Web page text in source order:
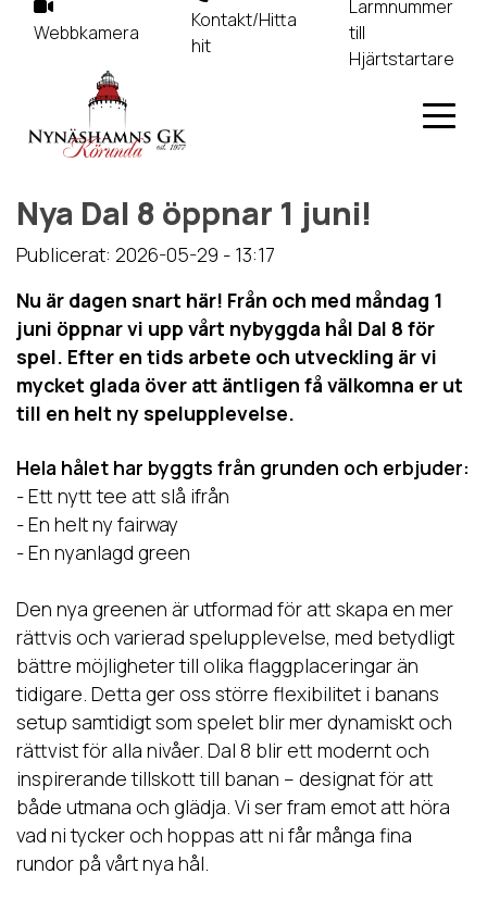
Webbkamera
Kontakt/Hitta
hit
Larmnummer
till
Hjärtstartare
Nya Dal 8 öppnar 1 juni!
Publicerat: 2026-05-29 - 13:17
Nu är dagen snart här! Från och med måndag 1
juni öppnar vi upp vårt nybyggda hål Dal 8 för
spel. Efter en tids arbete och utveckling är vi
mycket glada över att äntligen få välkomna er ut
till en helt ny spelupplevelse.
Hela hålet har byggts från grunden och erbjuder:
- Ett nytt tee att slå ifrån
- En helt ny fairway
- En nyanlagd green
Den nya greenen är utformad för att skapa en mer
rättvis och varierad spelupplevelse, med betydligt
bättre möjligheter till olika flaggplaceringar än
tidigare. Detta ger oss större flexibilitet i banans
setup samtidigt som spelet blir mer dynamiskt och
rättvist för alla nivåer. Dal 8 blir ett modernt och
inspirerande tillskott till banan – designat för att
både utmana och glädja. Vi ser fram emot att höra
vad ni tycker och hoppas att ni får många fina
rundor på vårt nya hål.